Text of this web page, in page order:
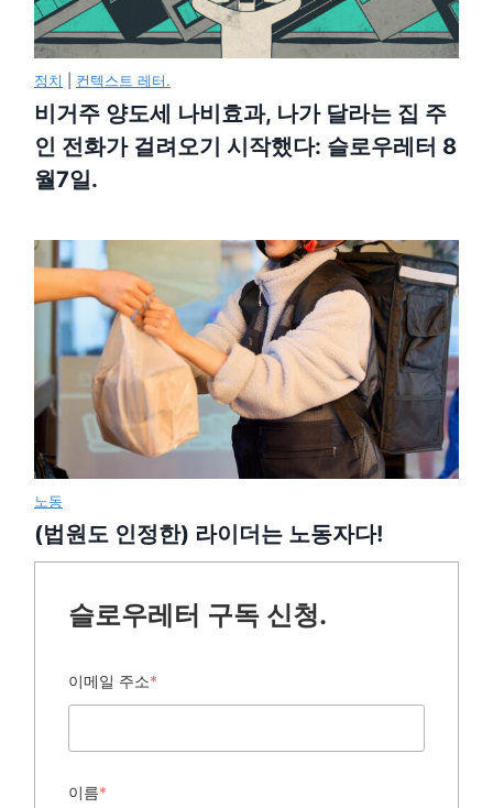
정치 컨텍스트 레터.
비거주 양도세 나비효과, 나가 달라는 집 주
인 전화가 걸려오기 시작했다: 슬로우레터 8
월7일.
노동
(법원도 인정한) 라이더는 노동자다!
슬로우레터 구독 신청.
이메일 주소*
이름*